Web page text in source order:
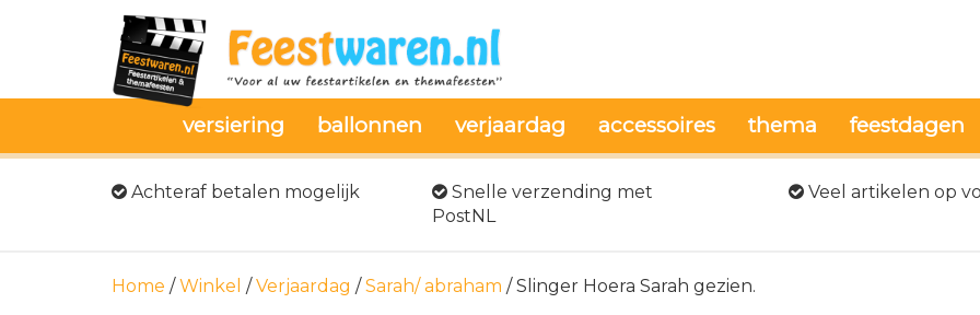
versiering ballonnen verjaardag accessoires thema feestdagen
Achteraf betalen mogelijk
Snelle verzending met
PostNL
Veel artikelen op
Home /Winkel /Verjaardag /Sarah/ abraham / Slinger Hoera Sarah gezien.